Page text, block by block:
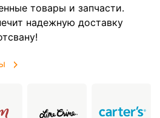
товары и запчасти.
надежную доставку